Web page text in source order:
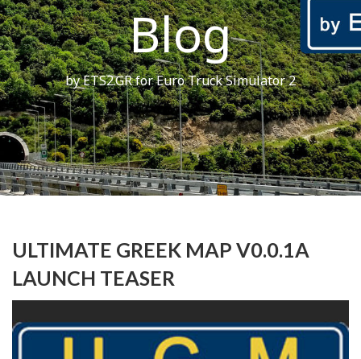
Blog
by ETS2.GR for Euro Truck Simulator 2
ULTIMATE GREEK MAP V0.0.1A
LAUNCH TEASER